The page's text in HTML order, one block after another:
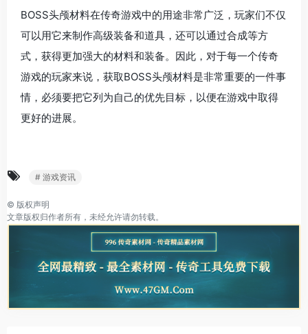
BOSS头颅材料在传奇游戏中的用途非常广泛，玩家们不仅
可以用它来制作高级装备和道具，还可以通过合成等方
式，获得更加强大的材料和装备。因此，对于每一个传奇
游戏的玩家来说，获取BOSS头颅材料是非常重要的一件事
情，必须要把它列为自己的优先目标，以便在游戏中取得
更好的进展。
# 游戏资讯
© 版权声明
文章版权归作者所有，未经允许请勿转载。